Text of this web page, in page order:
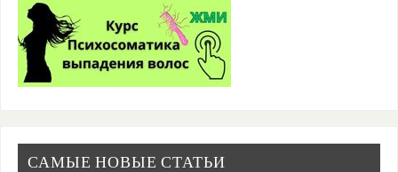
САМЫЕ НОВЫЕ СТАТЬИ